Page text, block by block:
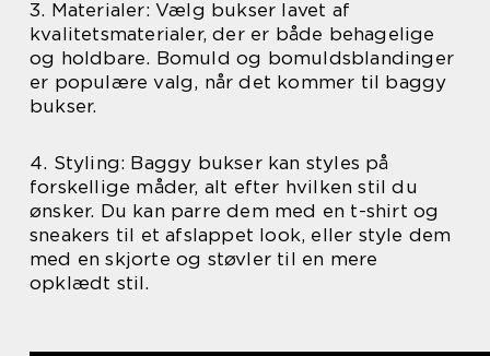
3. Materialer: Vælg bukser lavet af
kvalitetsmaterialer, der er både behagelige
og holdbare. Bomuld og bomuldsblandinger
er populære valg, når det kommer til baggy
bukser.
4. Styling: Baggy bukser kan styles på
forskellige måder, alt efter hvilken stil du
ønsker. Du kan parre dem med en t-shirt og
sneakers til et afslappet look, eller style dem
med en skjorte og støvler til en mere
opklædt stil.